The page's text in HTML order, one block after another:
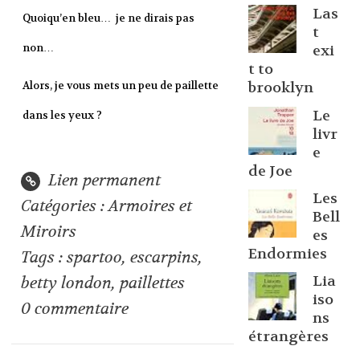
Quoiqu’en bleu… je ne dirais pas
non…
Alors, je vous mets un peu de paillette
dans les yeux ?
Lien permanent
Catégories :Armoires et
Miroirs
Tags :spartoo,escarpins,
betty london,paillettes
0 commentaire
Las
t
exi
t to
brooklyn
Le
livr
e
de Joe
Les
Bell
es
Endormies
Lia
iso
ns
étrangères